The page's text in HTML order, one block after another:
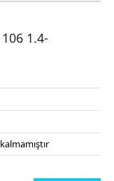
106 1.4-